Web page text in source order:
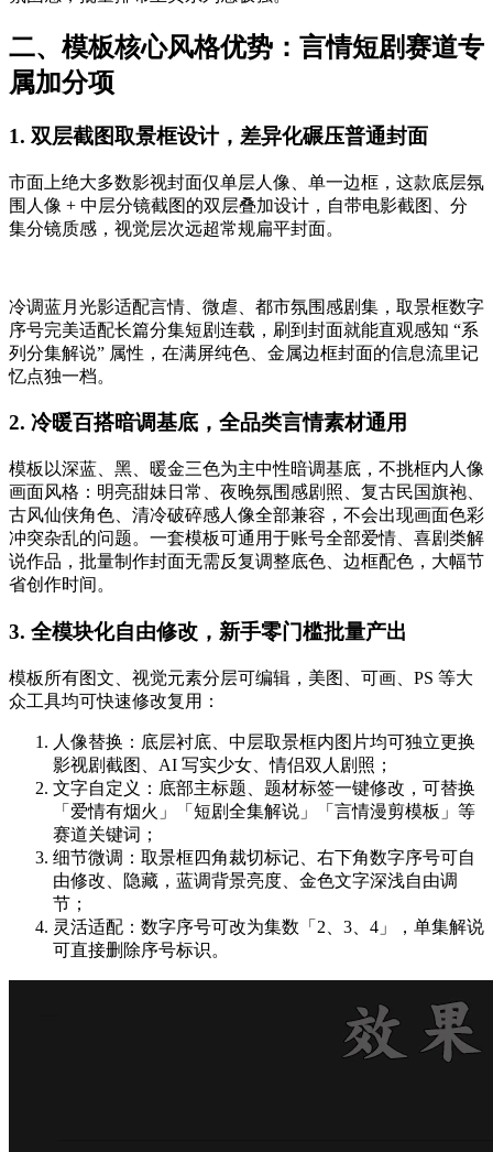
二、模板核心风格优势：言情短剧赛道专
属加分项
1. 双层截图取景框设计，差异化碾压普通封面
市面上绝大多数影视封面仅单层人像、单一边框，这款底层氛
围人像 + 中层分镜截图的双层叠加设计，自带电影截图、分
集分镜质感，视觉层次远超常规扁平封面。
冷调蓝月光影适配言情、微虐、都市氛围感剧集，取景框数字
序号完美适配长篇分集短剧连载，刷到封面就能直观感知 “系
列分集解说” 属性，在满屏纯色、金属边框封面的信息流里记
忆点独一档。
2. 冷暖百搭暗调基底，全品类言情素材通用
模板以深蓝、黑、暖金三色为主中性暗调基底，不挑框内人像
画面风格：明亮甜妹日常、夜晚氛围感剧照、复古民国旗袍、
古风仙侠角色、清冷破碎感人像全部兼容，不会出现画面色彩
冲突杂乱的问题。一套模板可通用于账号全部爱情、喜剧类解
说作品，批量制作封面无需反复调整底色、边框配色，大幅节
省创作时间。
3. 全模块化自由修改，新手零门槛批量产出
模板所有图文、视觉元素分层可编辑，美图、可画、PS 等大
众工具均可快速修改复用：
人像替换：底层衬底、中层取景框内图片均可独立更换
影视剧截图、AI 写实少女、情侣双人剧照；
文字自定义：底部主标题、题材标签一键修改，可替换
「爱情有烟火」「短剧全集解说」「言情漫剪模板」等
赛道关键词；
细节微调：取景框四角裁切标记、右下角数字序号可自
由修改、隐藏，蓝调背景亮度、金色文字深浅自由调
节；
灵活适配：数字序号可改为集数「2、3、4」，单集解说
可直接删除序号标识。